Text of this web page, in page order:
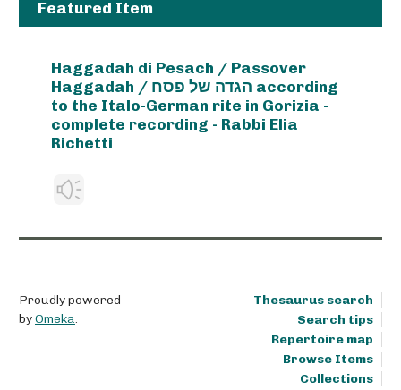
Featured Item
Haggadah di Pesach / Passover
Haggadah / הגדה של פסח according
to the Italo-German rite in Gorizia -
complete recording - Rabbi Elia
Richetti
Thesaurus search
Search tips
Repertoire map
Browse Items
Collections
Proudly powered
byOmeka.